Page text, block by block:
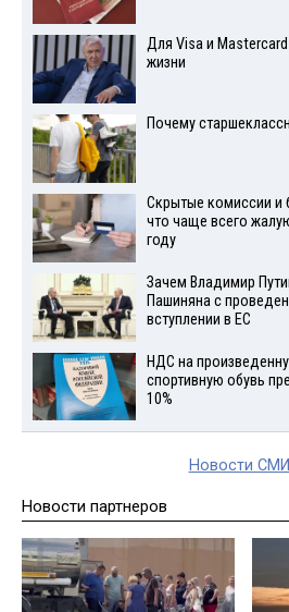
Для Visа и
жизни
Почему
Скрытые комиссии и
что чаще всего
году
Зачем Владимир
Пашиняна с
вступлении в ЕС
НДС на
спортивную обувь
10%
Новости
Новости партнеров